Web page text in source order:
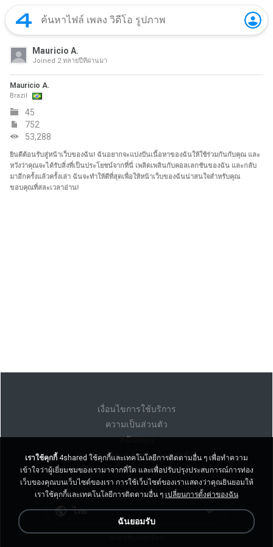
Mauricio A.
Joined 2 หลายปีที่ผ่านมา
Mauricio A.
Brazil
45
752
53,288
ยินดีต้อนรับสู่หน้าเว็บของฉัน! ฉันอยากจะแบ่งปันเนื้อหาของฉันให้ใช้ร่วมกันกับคุณ และ
หวังว่าคุณจะได้รับสิ่งที่เป็นประโยชน์จากที่นี่ เพลิดเพลินกับคอลเลกชันของฉัน และกลับ
มาอีกครั้งแล้วครั้งเล่า ฉันจะทำให้ดีที่สุดเพื่อให้หน้าเว็บของฉันน่าสนใจสำหรับคุณ
ขอบคุณที่สละเวลาอ่าน!
เงื่อนไขการใช้บริการ
ความเป็นส่วนตัว
สนับสนุน
อย่าขายข้อมูลส่วนบุคคลของฉัน
อย่าแบ่งปันข้อมูลส่วนบุคคลของฉัน
ไทย
เราใช้คุกกี้ 4shared ใช้คุกกี้และเทคโนโลยีการติดตามอื่น ๆ เพื่อทำความ
เข้าใจว่าผู้เยี่ยมชมของเรามาจากที่ใด และเพื่อปรับปรุงประสบการณ์การท่อง
เว็บของคุณบนเว็บไซต์ของเรา การใช้เว็บไซต์ของเราแสดงว่าคุณยินยอมให้
เราใช้คุกกี้และเทคโนโลยีการติดตามอื่น ๆ เปลี่ยนการตั้งค่าของฉัน
ฉันยอมรับ